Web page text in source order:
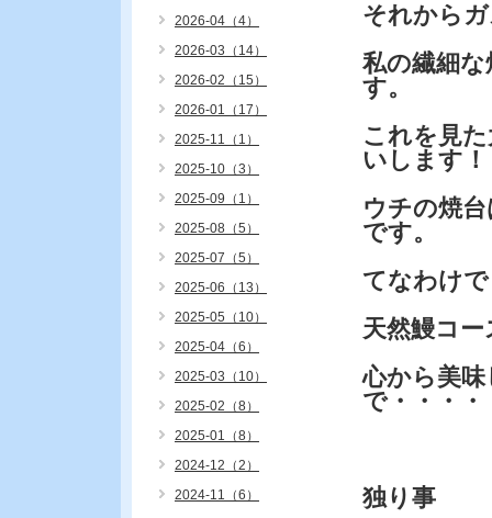
それから
私の繊細
す。
これを見
いします
ウチの焼
です。
てなわけ
天然鰻コ
心から美
で・・・・
独り事
2026-04（4）
2026-03（14）
2026-02（15）
2026-01（17）
2025-11（1）
2025-10（3）
2025-09（1）
2025-08（5）
2025-07（5）
2025-06（13）
2025-05（10）
2025-04（6）
2025-03（10）
2025-02（8）
2025-01（8）
2024-12（2）
2024-11（6）